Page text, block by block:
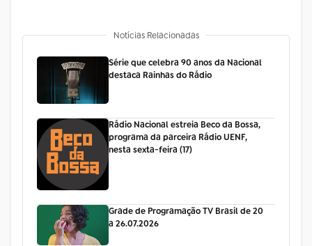
Notícias Relacionadas
Série que celebra 90 anos da Nacional
destaca Rainhas do Rádio
Rádio Nacional estreia Beco da Bossa,
programa da parceira Rádio UENF,
nesta sexta-feira (17)
Grade de Programação TV Brasil de 20
a 26.07.2026